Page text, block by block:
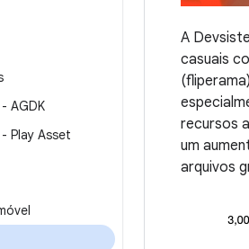
AGDK
Play Asset
A
casuais
recursos
um
arquivos